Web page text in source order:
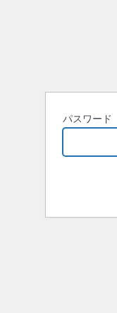
パスワード